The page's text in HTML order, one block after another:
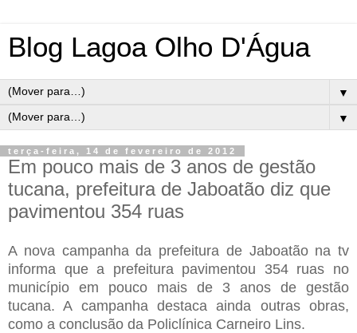
Blog Lagoa Olho D'Água
▼
▼
terça-feira, 14 de fevereiro de 2012
Em pouco mais de 3 anos de gestão
tucana, prefeitura de Jaboatão diz que
pavimentou 354 ruas
A nova campanha da prefeitura de Jaboatão na tv
informa que a prefeitura pavimentou 354 ruas no
município em pouco mais de 3 anos de gestão
tucana. A campanha destaca ainda outras obras,
como a conclusão da Policlínica Carneiro Lins.